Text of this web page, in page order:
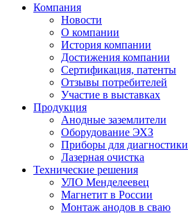
Компания
Новости
О компании
История компании
Достижения компании
Сертификация, патенты
Отзывы потребителей
Участие в выставках
Продукция
Анодные заземлители
Оборудование ЭХЗ
Приборы для диагностики
Лазерная очистка
Технические решения
УЛО Менделеевец
Магнетит в России
Монтаж анодов в сваю